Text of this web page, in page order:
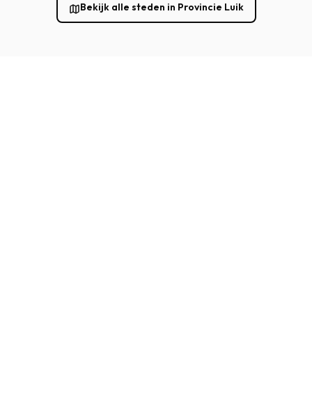
Bekijk alle steden in Provincie Luik